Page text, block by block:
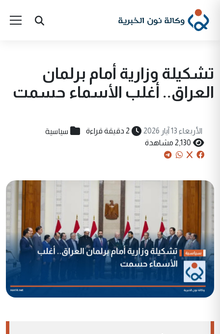
تشكيلة وزارية أمام برلمان
العراق.. أغلب الأسماء حسمت
الأربعاء 13 آيار 2026 2 دقيقة قراءة سياسية
2,130 مشاهدة